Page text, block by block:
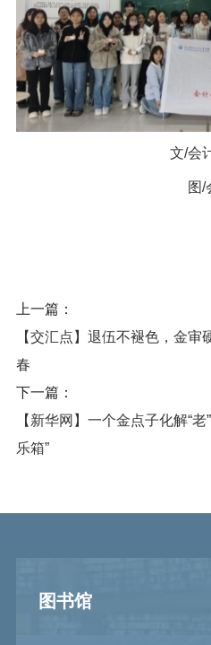
文/会
图/
上一篇：
【交汇点】退伍不褪色，金审
春
下一篇：
【新华网】一个金点子化解“
乐箱”
图书馆